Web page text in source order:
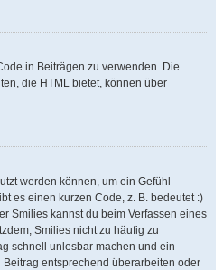
in Beiträgen zu verwenden. Die
die HTML bietet, können über
werden können, um ein Gefühl
es einen kurzen Code, z. B. bedeutet :)
Smilies kannst du beim Verfassen eines
Smilies nicht zu häufig zu
schnell unlesbar machen und ein
entsprechend überarbeiten oder